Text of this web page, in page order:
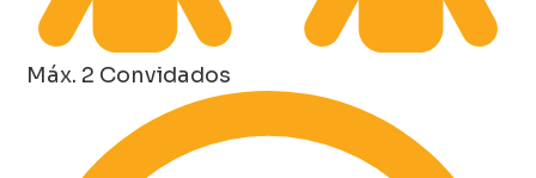
Máx. 2 Convidados